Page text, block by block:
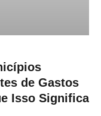
de Gastos
Isso Significa